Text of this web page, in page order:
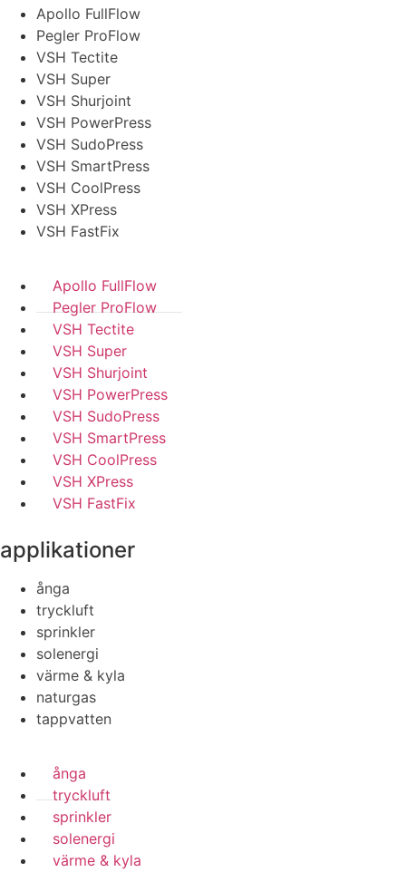
Apollo FullFlow
Pegler ProFlow
VSH Tectite
VSH Super
VSH Shurjoint
VSH PowerPress
VSH SudoPress
VSH SmartPress
VSH CoolPress
VSH XPress
VSH FastFix
Apollo FullFlow
Pegler ProFlow
VSH Tectite
VSH Super
VSH Shurjoint
VSH PowerPress
VSH SudoPress
VSH SmartPress
VSH CoolPress
VSH XPress
VSH FastFix
applikationer
ånga
tryckluft
sprinkler
solenergi
värme & kyla
naturgas
tappvatten
ånga
tryckluft
sprinkler
solenergi
värme & kyla